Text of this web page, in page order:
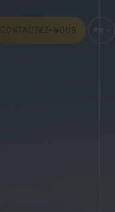
CONTACTEZ-NOUS FR